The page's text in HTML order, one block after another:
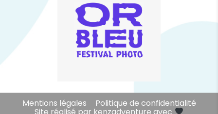
Mentions légales Politique de confidentialité
Site réalisé par kenzadventureavec